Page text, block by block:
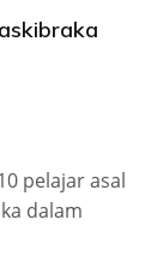
pelajar asal
dalam